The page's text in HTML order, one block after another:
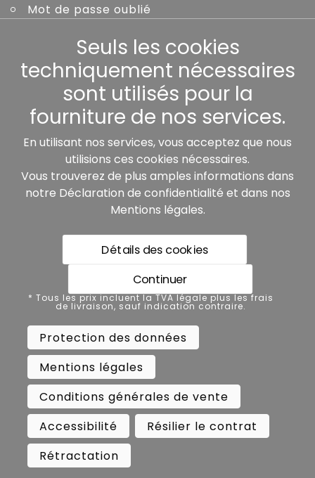
Mot de passe oublié
Nos partenaires:
* Tous les prix incluent la TVA légale plus les frais de
livraison, sauf indication contraire.
Protection des données
Mentions légales
Conditions générales de vente
Accessibilité
Résilier le contrat
Rétractation
Copyright ©Busch.
All Rights Reserved.
Seuls les cookies
techniquement nécessaires
sont utilisés pour la
fourniture de nos services.
En utilisant nos services, vous acceptez que nous
utilisions ces cookies nécessaires.
Vous trouverez de plus amples informations dans
notre Déclaration de confidentialité et dans nos
Mentions légales.
Détails des cookies
Continuer
* Tous les prix incluent la TVA légale plus les frais
de livraison, sauf indication contraire.
Protection des données
Mentions légales
Conditions générales de vente
Accessibilité
Résilier le contrat
Rétractation